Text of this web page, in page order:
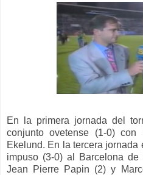
En la primera jornada del
conjunto ovetense (1-0)con
Ekelund. En la tercera jornada
impuso (3-0) al Barcelona de
Jean Pierre Papin (2) y